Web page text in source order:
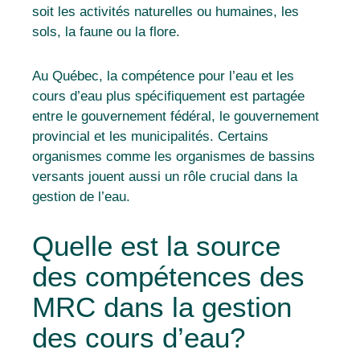
soit les activités naturelles ou humaines, les
sols, la faune ou la flore.
Au Québec, la compétence pour l’eau et les
cours d’eau plus spécifiquement est partagée
entre le gouvernement fédéral, le gouvernement
provincial et les municipalités. Certains
organismes comme les organismes de bassins
versants jouent aussi un rôle crucial dans la
gestion de l’eau.
Quelle est la source
des compétences des
MRC dans la gestion
des cours d’eau?